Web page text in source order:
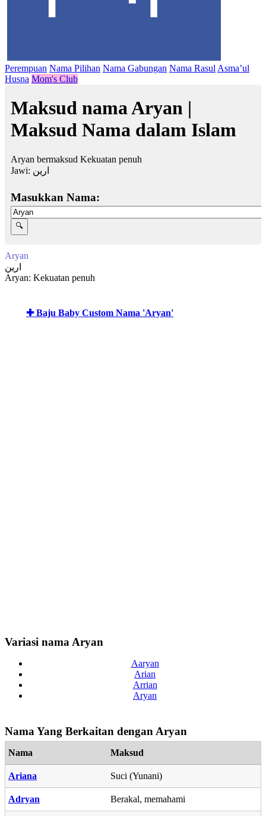
Perempuan Nama Pilihan Nama Gabungan Nama Rasul Asma’ul
Husna Mom's Club
Maksud nama Aryan |
Maksud Nama dalam Islam
Aryan bermaksud Kekuatan penuh
Jawi: ارين
Masukkan Nama:
Aryan
ارين
Aryan: Kekuatan penuh
✚ Baju Baby Custom Nama 'Aryan'
Variasi nama Aryan
Aaryan
Arian
Arrian
Aryan
Nama Yang Berkaitan dengan Aryan
Nama Maksud
Ariana Suci (Yunani)
Adryan Berakal, memahami